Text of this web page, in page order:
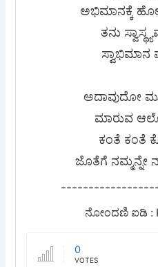
ಅಭಿಮಾನಕ್ಕೆ
ತನು
ಸ್ವಾಭಿಮಾನ
ಅದಾವುದೋ
ಮಾರುವ
ಕಂತೆ ಕಂತೆ
ಜೊತೆಗೆ ನಮ್ಮನ್ನೇ
ನೋಂದಣಿ ಐಡಿ :
0
VOTES